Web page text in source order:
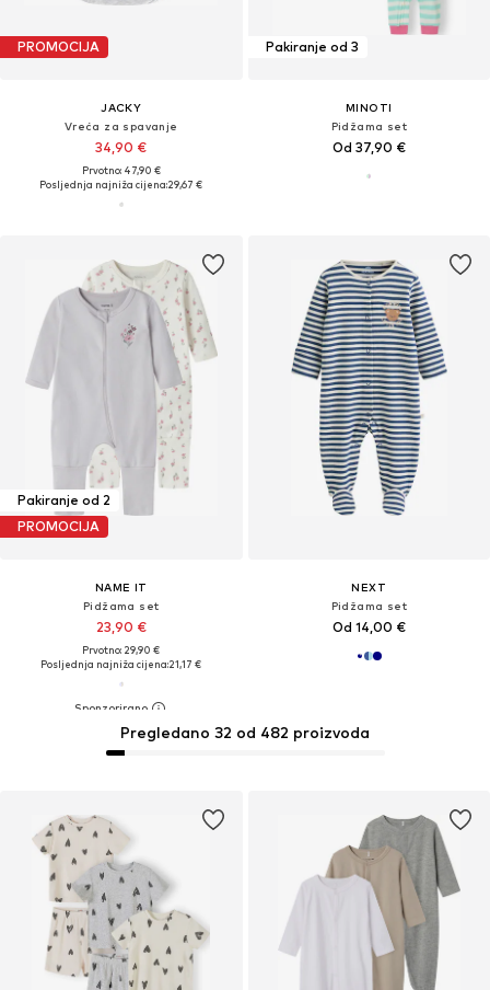
PROMOCIJA
JACKY
Vreća za spavanje
34,90 €
Prvotno: 47,90 €
Posljednja najniža cijena:29,67 €
Pakiranje od 3
MINOTI
Pidžama set
Od 37,90 €
Pakiranje od 2
PROMOCIJA
NAME IT
Pidžama set
23,90 €
Prvotno: 29,90 €
Posljednja najniža cijena:21,17 €
NEXT
Pidžama set
Od 14,00 €
Pregledano 32 od 482 proizvoda